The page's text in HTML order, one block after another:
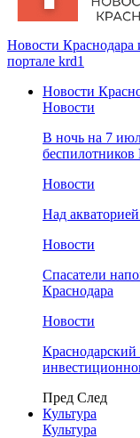
Новости Краснодара
портале krd1
Новости
Новости
В ночь на 7
Новости
Над
Новости
Спасатели
Краснодара
Новости
Пред След
Культура
Культура